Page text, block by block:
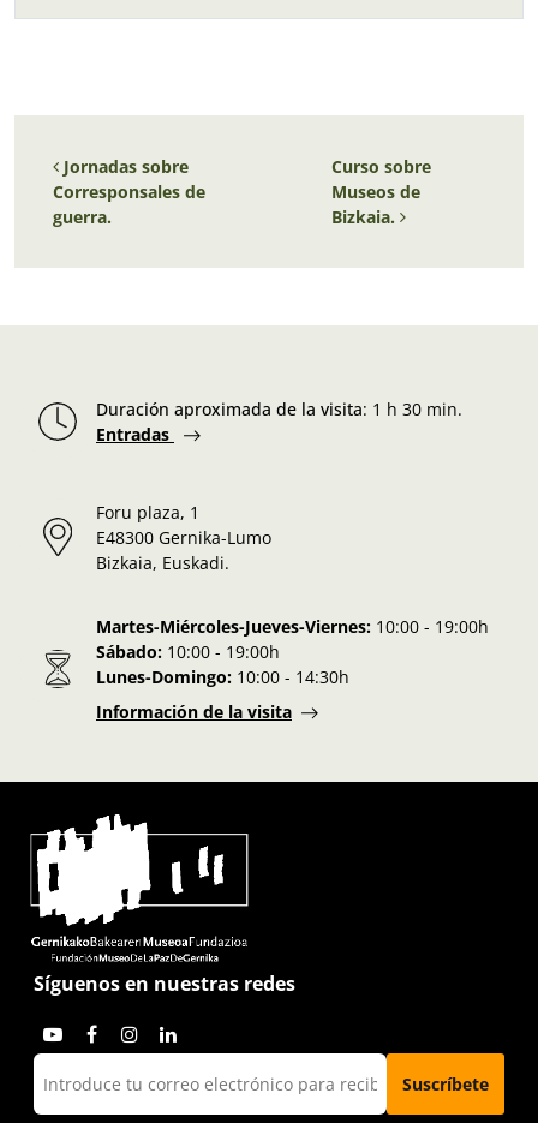
Navegación de entradas
Jornadas sobre
Corresponsales de
guerra.
Curso sobre
Museos de
Bizkaia.
Duración aproximada de la visita: 1 h 30 min.
Entradas
Foru plaza, 1
E48300 Gernika-Lumo
Bizkaia, Euskadi.
Martes-Miércoles-Jueves-Viernes: 10:00 - 19:00h
Sábado: 10:00 - 19:00h
Lunes-Domingo: 10:00 - 14:30h
Información de la visita
Síguenos en nuestras redes